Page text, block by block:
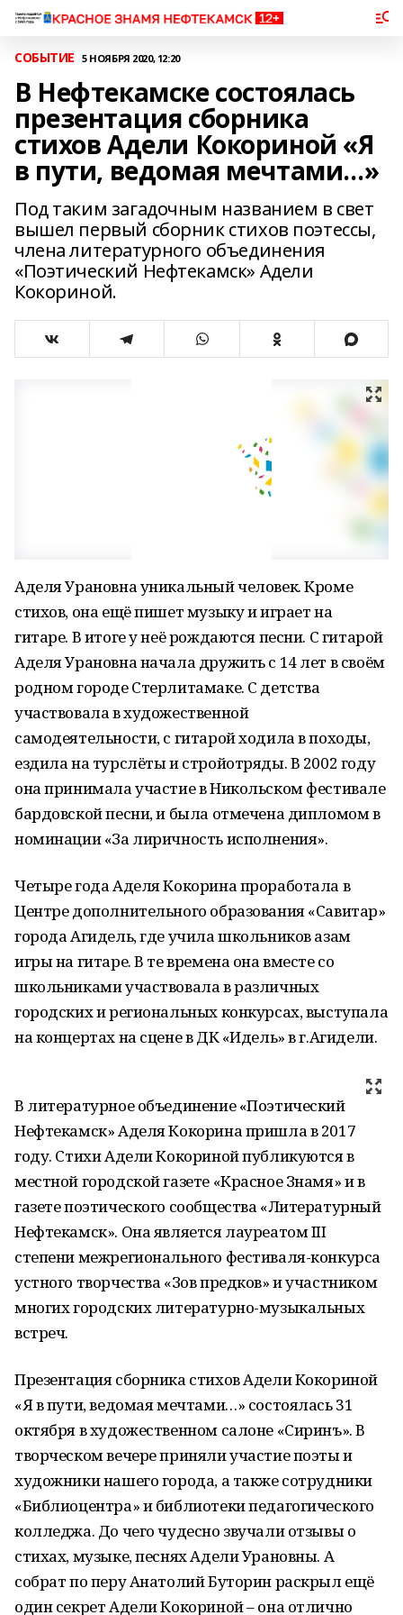
СОБЫТИЕ 5 НОЯБРЯ 2020, 12:20
В Нефтекамске состоялась
презентация сборника
стихов Адели Кокориной «Я
в пути, ведомая мечтами…»
Под таким загадочным названием в свет
вышел первый сборник стихов поэтессы,
члена литературного объединения
«Поэтический Нефтекамск» Адели
Кокориной.
Аделя Урановна уникальный человек. Кроме
стихов, она ещё пишет музыку и играет на
гитаре. В итоге у неё рождаются песни. С гитарой
Аделя Урановна начала дружить с 14 лет в своём
родном городе Стерлитамаке. С детства
участвовала в художественной
самодеятельности, с гитарой ходила в походы,
ездила на турслёты и стройотряды. В 2002 году
она принимала участие в Никольском фестивале
бардовской песни, и была отмечена дипломом в
номинации «За лиричность исполнения».
Четыре года Аделя Кокорина проработала в
Центре дополнительного образования «Савитар»
города Агидель, где учила школьников азам
игры на гитаре. В те времена она вместе со
школьниками участвовала в различных
городских и региональных конкурсах, выступала
на концертах на сцене в ДК «Идель» в г.Агидели.
В литературное объединение «Поэтический
Нефтекамск» Аделя Кокорина пришла в 2017
году. Стихи Адели Кокориной публикуются в
местной городской газете «Красное Знамя» и в
газете поэтического сообщества «Литературный
Нефтекамск». Она является лауреатом III
степени межрегионального фестиваля-конкурса
устного творчества «Зов предков» и участником
многих городских литературно-музыкальных
встреч.
Презентация сборника стихов Адели Кокориной
«Я в пути, ведомая мечтами…» состоялась 31
октября в художественном салоне «Сиринъ». В
творческом вечере приняли участие поэты и
художники нашего города, а также сотрудники
«Библиоцентра» и библиотеки педагогического
колледжа. До чего чудесно звучали отзывы о
стихах, музыке, песнях Адели Урановны. А
собрат по перу Анатолий Буторин раскрыл ещё
один секрет Адели Кокориной – она отлично